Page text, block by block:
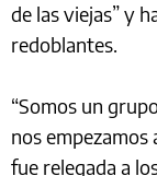
de las viejas” y
redoblantes.
“Somos un
nos empezamos
fue relegada a